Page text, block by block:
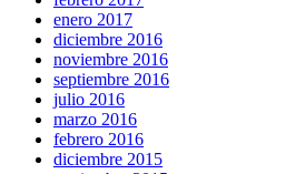
enero 2017
diciembre 2016
noviembre 2016
septiembre 2016
julio 2016
marzo 2016
febrero 2016
diciembre 2015